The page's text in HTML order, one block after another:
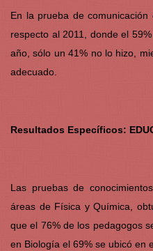
En la prueba de
respecto al 2011, donde el
año, sólo un 41% no lo hizo,
adecuado.
Resultados Específicos:
Las pruebas de
áreas de Física y Química,
que el 76% de los pedagogos
en Biología el 69% se ubicó en